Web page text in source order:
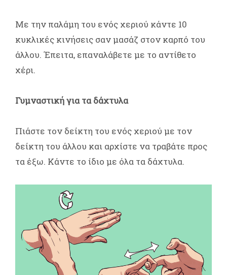
Με την παλάμη του ενός χεριού κάντε 10
κυκλικές κινήσεις σαν μασάζ στον καρπό του
άλλου. Έπειτα, επαναλάβετε με το αντίθετο
χέρι.
Γυμναστική για τα δάχτυλα
Πιάστε τον δείκτη του ενός χεριού με τον
δείκτη του άλλου και αρχίστε να τραβάτε προς
τα έξω. Κάντε το ίδιο με όλα τα δάχτυλα.